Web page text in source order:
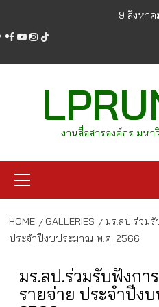
content
9 สิงหาค
facebook
youtube
instagram
tiktok
งานสื่อสารองค์กร มหา
Menu
HOME GALLERIES
มร.ลป.ร่วม
ประจำปีงบประมาณ พ.ศ. 2566
มร.ลป.ร่วมรับฟังกา
รายจ่าย ประจำปีง